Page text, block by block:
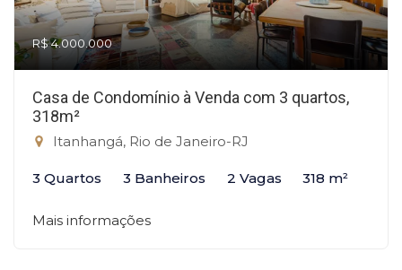
R$ 4.000.000
Casa de Condomínio à Venda com 3 quartos,
318m²
Itanhangá, Rio de Janeiro-RJ
3 Quartos 3 Banheiros 2 Vagas 318 m²
Mais informações